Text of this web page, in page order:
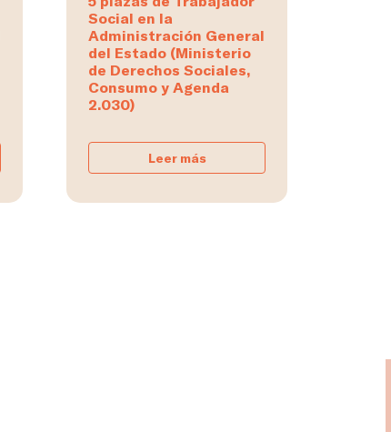
Social en la
Administración General
del Estado (Ministerio
de Derechos Sociales,
Consumo y Agenda
2.030)
Leer más